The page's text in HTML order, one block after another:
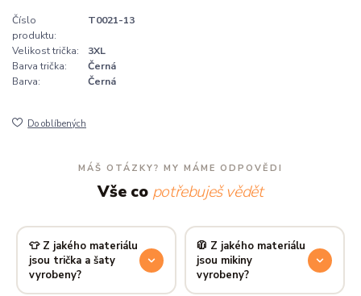
Číslo
produktu:
T0021-13
Velikost trička:
3XL
Barva trička:
Černá
Barva:
Černá
Do oblíbených
MÁŠ OTÁZKY? MY MÁME ODPOVĚDI
Vše co potřebuješ vědět
👕 Z jakého materiálu
jsou trička a šaty
vyrobeny?
🧥 Z jakého materiálu
jsou mikiny
vyrobeny?